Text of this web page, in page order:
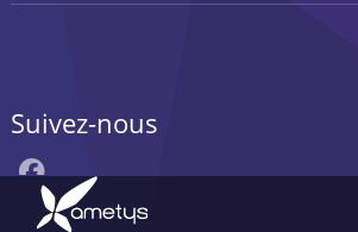
Suivez-nous